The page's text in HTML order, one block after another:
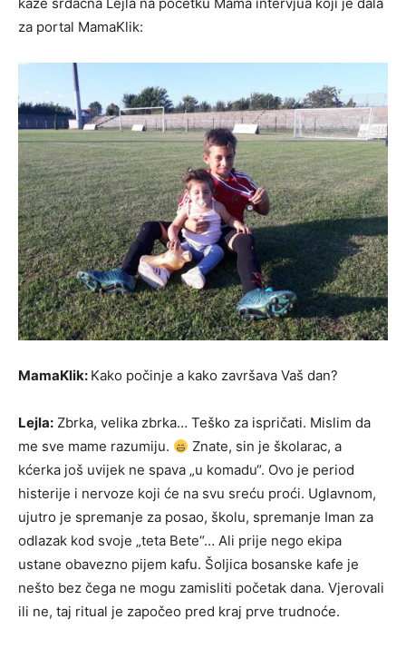
kaže srdačna Lejla na početku Mama intervjua koji je dala
za portal MamaKlik:
MamaKlik: Kako počinje a kako završava Vaš dan?
Lejla: Zbrka, velika zbrka… Teško za ispričati. Mislim da
me sve mame razumiju.
Znate, sin je školarac, a
kćerka još uvijek ne spava „u komadu“. Ovo je period
histerije i nervoze koji će na svu sreću proći. Uglavnom,
ujutro je spremanje za posao, školu, spremanje Iman za
odlazak kod svoje „teta Bete“… Ali prije nego ekipa
ustane obavezno pijem kafu. Šoljica bosanske kafe je
nešto bez čega ne mogu zamisliti početak dana. Vjerovali
ili ne, taj ritual je započeo pred kraj prve trudnoće.